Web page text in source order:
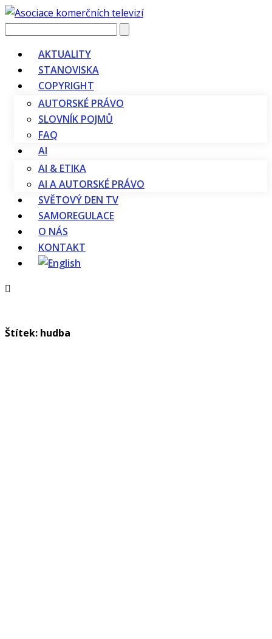
Vyhledávání
AKTUALITY
STANOVISKA
COPYRIGHT
AUTORSKÉ PRÁVO
SLOVNÍK POJMŮ
FAQ
AI
AI & ETIKA
AI A AUTORSKÉ PRÁVO
SVĚTOVÝ DEN TV
SAMOREGULACE
O NÁS
KONTAKT
Štítek: hudba